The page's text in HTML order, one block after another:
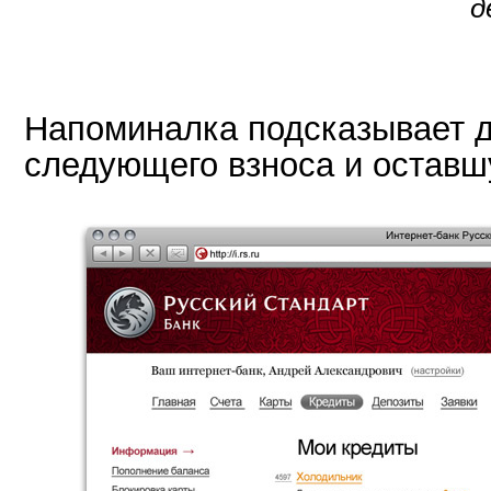
Напоминалка подсказывает
следующего взноса и